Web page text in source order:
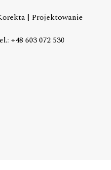
| Projektowanie
+48 603 072 530